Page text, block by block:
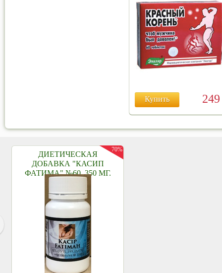
Купить
ДИЕТИЧЕСКАЯ
ДОБАВКА "КАСИП
ФАТИМА" №60, 350 МГ.
70%